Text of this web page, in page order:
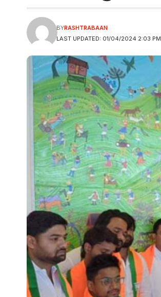
LAST UPDATED: 01/04/2024 2:03 PM
BYRASHTRABAAN